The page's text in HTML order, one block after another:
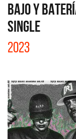
BAJO Y
SINGLE
2023